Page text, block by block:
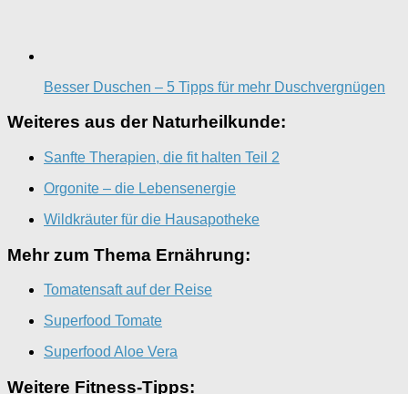
Besser Duschen – 5 Tipps für mehr Duschvergnügen
Weiteres aus der Naturheilkunde:
Sanfte Therapien, die fit halten Teil 2
Orgonite – die Lebensenergie
Wildkräuter für die Hausapotheke
Mehr zum Thema Ernährung:
Tomatensaft auf der Reise
Superfood Tomate
Superfood Aloe Vera
Weitere Fitness-Tipps: